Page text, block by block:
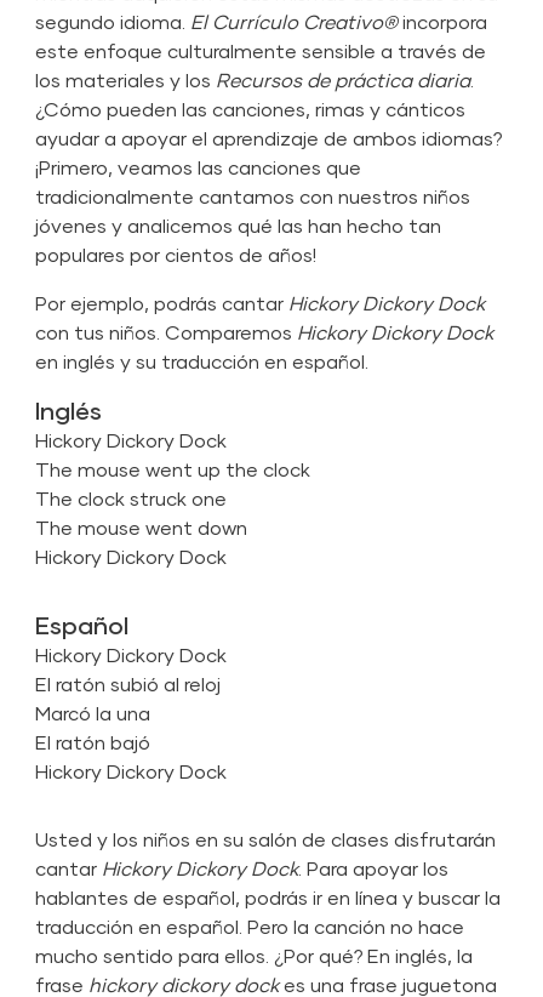
segundo idioma. El Currículo Creativo®incorpora
este enfoque culturalmente sensible a través de
los materiales y los Recursos de práctica diaria.
¿Cómo pueden las canciones, rimas y cánticos
ayudar a apoyar el aprendizaje de ambos idiomas?
¡Primero, veamos las canciones que
tradicionalmente cantamos con nuestros niños
jóvenes y analicemos qué las han hecho tan
populares por cientos de años!
Por ejemplo, podrás cantar Hickory Dickory Dock
con tus niños. Comparemos Hickory Dickory Dock
en inglés y su traducción en español.
Inglés
Hickory Dickory Dock
The mouse went up the clock
The clock struck one
The mouse went down
Hickory Dickory Dock
Español
Hickory Dickory Dock
El ratón subió al reloj
Marcó la una
El ratón bajó
Hickory Dickory Dock
Usted y los niños en su salón de clases disfrutarán
cantar Hickory Dickory Dock. Para apoyar los
hablantes de español, podrás ir en línea y buscar la
traducción en español. Pero la canción no hace
mucho sentido para ellos. ¿Por qué? En inglés, la
frase hickory dickory dockes una frase juguetona